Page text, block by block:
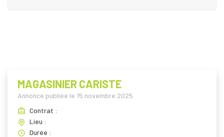
MAGASINIER CARISTE
Annonce publiée le 15 novembre 2025
Contrat :
Lieu :
Durée :